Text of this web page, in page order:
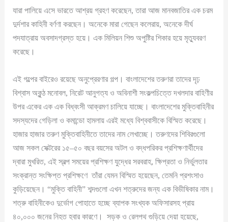
যারা পালিয়ে এসে ভারতে আশ্রয় গ্রহণ করেছেন, তারা আজ মানবজাতির এক চরম
দুর্দশার কাহিনী বর্ণণা করছেন। অনেকে মারা গেছেন কলেরায়, অনেকে দীর্ঘ
পদযাত্রায় অবসাদগ্রস্ত হয়ে। এক মিলিয়ন শিশু অপুষ্টির শিকার হয়ে মৃত্যুবরণ
করেছে।
এই গল্পের বাইরেও রয়েছে অনুপ্রেরণার গল্প। বাংলাদেশের তরুণরা তাদের দৃঢ়
বিশ্বাস অকুন্ঠ মনোবল, নিরেট আনুগত্য ও অবিনাশী সংকল্পচিত্তে দখলদার বাহিণীর
উপর একের এক এক বিধ্বংসী আক্রমণ চালিয়ে যাচ্ছে। বাংলাদেশের মুক্তিবাহিনীর
সদস্যদের গেড়িলা ও কমান্ডো হামলায় এরই মধ্যে বিশ্ববাসীকে বিস্মিত করেছে।
হাজার হাজার তরুণ মুক্তিবাহিনীতে তাদের নাম লেখাচ্ছে। তরুণদের শিবিরগুলো
আজ সকল সেক্টরের ১৫–৫০ বছর বয়সের অটল ও বদ্ধপরিকর প্রশিক্ষণার্থীদের
দ্বারা মুখরিত, এই স্বল্প সময়ের প্রশিক্ষণ যুদ্ধের সরবরাহ, ক্ষিপ্রতা ও নির্ভুলতার
সংক্রান্ত সংক্ষিপ্ত প্রশিক্ষণে তাঁরা যেমন বিস্মিত হয়েছেন, তেমনি প্রশংসাও
কুড়িয়েছেন। “মুক্তি বাহিনী” শব্দগুলো এখন শত্রুদের জন্য এক বিভীষিকার নাম।
শত্রু বাহিনীকেও দুর্ভোগ পোহাতে হচ্ছে ব্যাপক সংখ্যক অফিসারসহ প্রায়
৪০,০০০ জনের নিহত হবার কারণে। সড়ক ও রেলপথ গুড়িয়ে দেয়া হয়েছে,